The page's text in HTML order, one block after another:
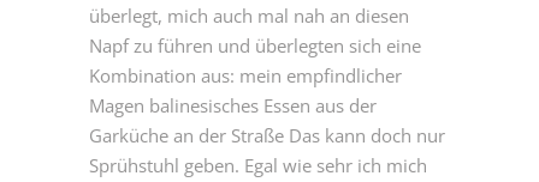
überlegt, mich auch mal nah an diesen
Napf zu führen und überlegten sich eine
Kombination aus: mein empfindlicher
Magen balinesisches Essen aus der
Garküche an der Straße Das kann doch nur
Sprühstuhl geben. Egal wie sehr ich mich